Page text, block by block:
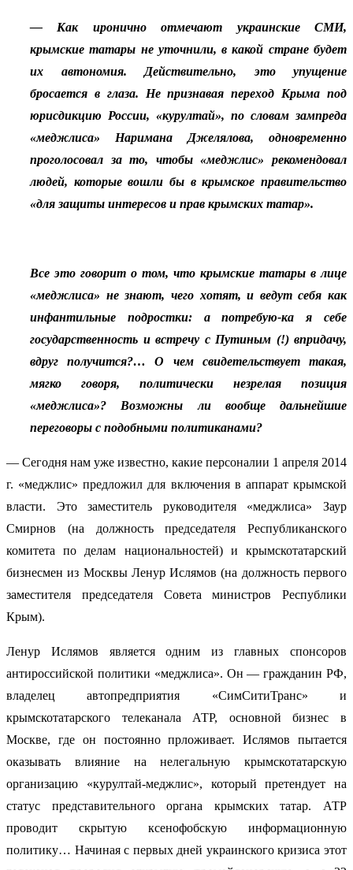
— Как иронично отмечают украинские СМИ,
крымские татары не уточнили, в какой стране будет
их автономия. Действительно, это упущение
бросается в глаза. Не признавая переход Крыма под
юрисдикцию России, «курултай», по словам зампреда
«меджлиса» Наримана Джелялова, одновременно
проголосовал за то, чтобы «меджлис» рекомендовал
людей, которые вошли бы в крымское правительство
«для защиты интересов и прав крымских татар».
Все это говорит о том, что крымские татары в лице
«меджлиса» не знают, чего хотят, и ведут себя как
инфантильные подростки: а потребую-ка я себе
государственность и встречу с Путиным (!) впридачу,
вдруг получится?… О чем свидетельствует такая,
мягко говоря, политически незрелая позиция
«меджлиса»? Возможны ли вообще дальнейшие
переговоры с подобными политиканами?
— Сегодня нам уже известно, какие персоналии 1 апреля 2014
г. «меджлис» предложил для включения в аппарат крымской
власти. Это заместитель руководителя «меджлиса» Заур
Смирнов (на должность председателя Республиканского
комитета по делам национальностей) и крымскотатарский
бизнесмен из Москвы Ленур Ислямов (на должность первого
заместителя председателя Совета министров Республики
Крым).
Ленур Ислямов является одним из главных спонсоров
антироссийской политики «меджлиса». Он — гражданин РФ,
владелец автопредприятия «СимСитиТранс» и
крымскотатарского телеканала АТР, основной бизнес в
Москве, где он постоянно прложивает. Ислямов пытается
оказывать влияние на нелегальную крымскотатарскую
организацию «курултай-меджлис», который претендует на
статус представительного органа крымских татар. АТР
проводит скрытую ксенофобскую информационную
политику… Начиная с первых дней украинского кризиса этот